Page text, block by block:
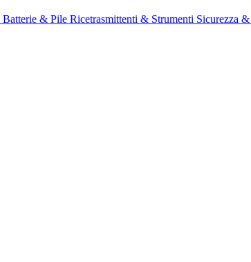
Batterie & Pile Ricetrasmittenti & Strumenti Sicurezza